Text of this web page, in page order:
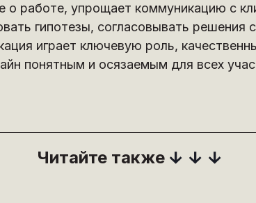
о работе, упрощает коммуникацию с
гипотезы, согласовывать решения
играет ключевую роль,
понятным и осязаемым для всех
Читайте также